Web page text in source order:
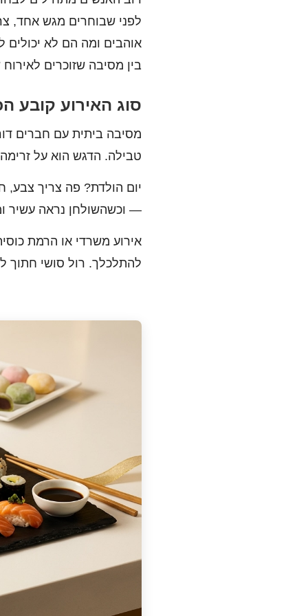
לפני שבוחרים מגש אחד,
אוהבים ומה הם לא
בין מסיבה שזוכרים
סוג האירוע
מסיבה ביתית עם חברים
טבילה. הדגש הוא על
יום הולדת? פה צריך צבע,
— וכשהשולחן נראה עשיר
אירוע משרדי או הרמת
להתלכלך. רול סושי חתוך